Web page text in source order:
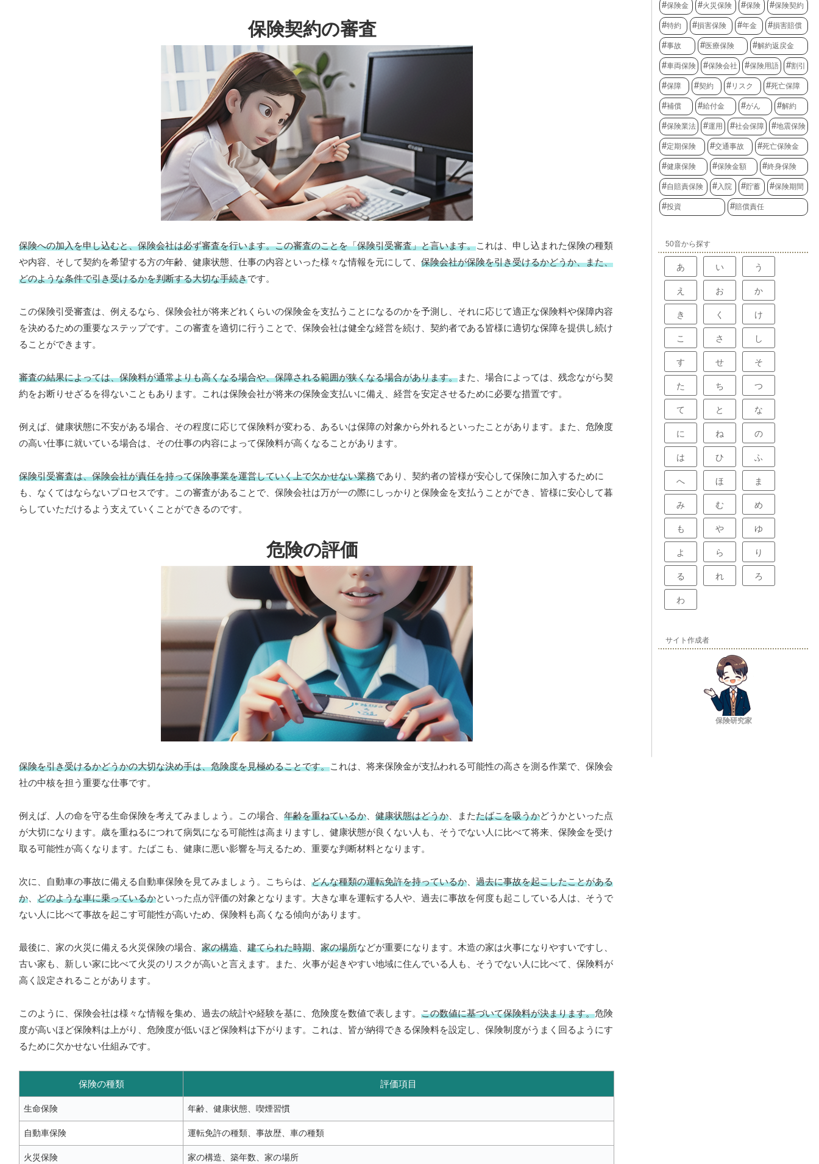
保険契約の審査
保険への加入を申し込むと、保険会社は必ず審査を行います。この審査のことを「保険引受審査」と言います。これは、申し込まれた保険の種類
や内容、そして契約を希望する方の年齢、健康状態、仕事の内容といった様々な情報を元にして、 保険会社が保険を引き受けるかどうか、また、
どのような条件で引き受けるかを判断する大切な手続きです。
この保険引受審査は、例えるなら、保険会社が将来どれくらいの保険金を支払うことになるのかを予測し、それに応じて適正な保険料や保障内容
を決めるための重要なステップです。この審査を適切に行うことで、保険会社は健全な経営を続け、契約者である皆様に適切な保障を提供し続け
ることができます。
審査の結果によっては、保険料が通常よりも高くなる場合や、保障される範囲が狭くなる場合があります。また、場合によっては、残念ながら契
約をお断りせざるを得ないこともあります。これは保険会社が将来の保険金支払いに備え、経営を安定させるために必要な措置です。
例えば、健康状態に不安がある場合、その程度に応じて保険料が変わる、あるいは保障の対象から外れるといったことがあります。また、危険度
の高い仕事に就いている場合は、その仕事の内容によって保険料が高くなることがあります。
保険引受審査は、保険会社が責任を持って保険事業を運営していく上で欠かせない業務であり、契約者の皆様が安心して保険に加入するために
も、なくてはならないプロセスです。この審査があることで、保険会社は万が一の際にしっかりと保険金を支払うことができ、皆様に安心して暮
らしていただけるよう支えていくことができるのです。
危険の評価
保険を引き受けるかどうかの大切な決め手は、危険度を見極めることです。これは、将来保険金が支払われる可能性の高さを測る作業で、保険会
社の中核を担う重要な仕事です。
例えば、人の命を守る生命保険を考えてみましょう。この場合、 年齢を重ねているか 健康状態はどうか 、またたばこを吸うかどうかといった点
が大切になります。歳を重ねるにつれて病気になる可能性は高まりますし、健康状態が良くない人も、そうでない人に比べて将来、保険金を受け
取る可能性が高くなります。たばこも、健康に悪い影響を与えるため、重要な判断材料となります。
次に、自動車の事故に備える自動車保険を見てみましょう。こちらは、 どんな種類の運転免許を持っているか
過去に事故を起こしたことがある
か
どのような車に乗っているかといった点が評価の対象となります。大きな車を運転する人や、過去に事故を何度も起こしている人は、そうで
ない人に比べて事故を起こす可能性が高いため、保険料も高くなる傾向があります。
最後に、家の火災に備える火災保険の場合、 家の構造 建てられた時期 家の場所などが重要になります。木造の家は火事になりやすいですし、
古い家も、新しい家に比べて火災のリスクが高いと言えます。また、火事が起きやすい地域に住んでいる人も、そうでない人に比べて、保険料が
高く設定されることがあります。
このように、保険会社は様々な情報を集め、過去の統計や経験を基に、危険度を数値で表します。 この数値に基づいて保険料が決まります。危険
度が高いほど保険料は上がり、危険度が低いほど保険料は下がります。これは、皆が納得できる保険料を設定し、保険制度がうまく回るようにす
るために欠かせない仕組みです。
保険の種類 評価項目
生命保険 年齢、健康状態、喫煙習慣
自動車保険 運転免許の種類、事故歴、車の種類
火災保険 家の構造、築年数、家の場所
保険金 火災保険 保険 保険契約
特約 損害保険 年金 損害賠償
事故 医療保険 解約返戻金
車両保険 保険会社 保険用語 割引
保障 契約 リスク 死亡保障
補償 給付金 がん 解約
保険業法 運用 社会保障 地震保険
定期保険 交通事故 死亡保険金
健康保険 保険金額 終身保険
自賠責保険 入院 貯蓄 保険期間
投資 賠償責任
50音から探す
あ い う
え お か
き く け
こ さ し
す せ そ
た ち つ
て と な
に ね の
は ひ ふ
へ ほ ま
み む め
も や ゆ
よ ら り
る れ ろ
わ
サイト作成者
保険研究家